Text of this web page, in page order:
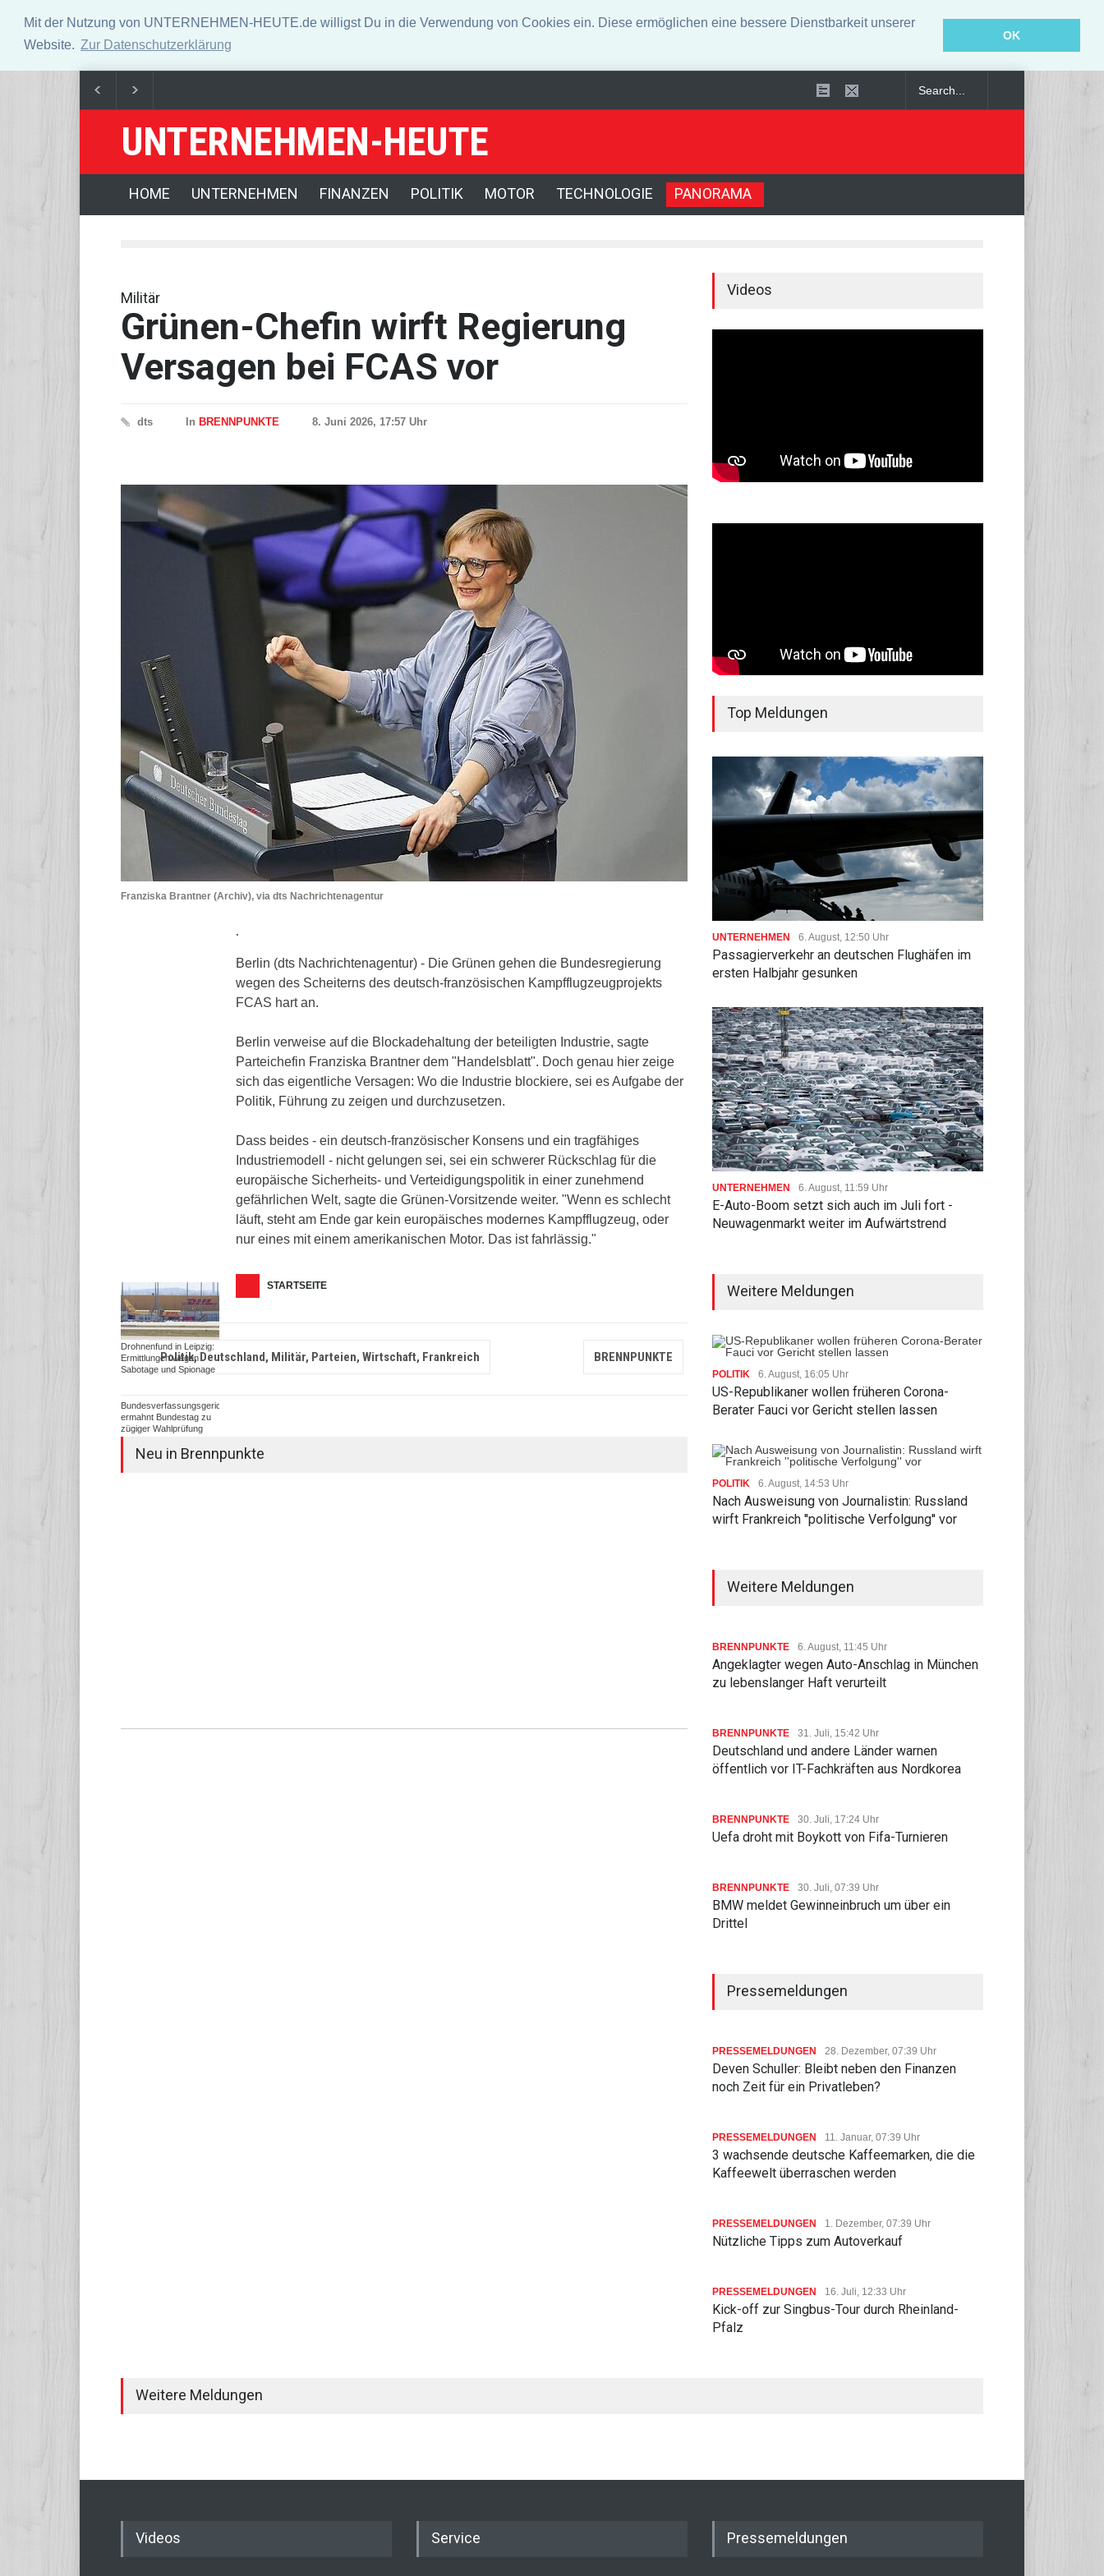
Mit der Nutzung von UNTERNEHMEN-HEUTE.de willigst Du in die Verwendung von Cookies ein. Diese ermöglichen eine bessere Dienstbarkeit unserer
Website. Zur Datenschutzerklärung
OK
Dax startet leicht im Plus - Rally legt Pause ein Angeklagter wegen Auto-Anschlag in München zu lebenslanger Haft verurteilt
UNTERNEHMEN-HEUTE
HOME UNTERNEHMEN FINANZEN POLITIK MOTOR TECHNOLOGIE PANORAMA
Militär
Grünen-Chefin wirft Regierung
Versagen bei FCAS vor
dts In BRENNPUNKTE 8. Juni 2026, 17:57 Uhr
Franziska Brantner (Archiv), via dts Nachrichtenagentur
.
Berlin (dts Nachrichtenagentur) - Die Grünen gehen die Bundesregierung
wegen des Scheiterns des deutsch-französischen Kampfflugzeugprojekts
FCAS hart an.
Berlin verweise auf die Blockadehaltung der beteiligten Industrie, sagte
Parteichefin Franziska Brantner dem "Handelsblatt". Doch genau hier zeige
sich das eigentliche Versagen: Wo die Industrie blockiere, sei es Aufgabe der
Politik, Führung zu zeigen und durchzusetzen.
Dass beides - ein deutsch-französischer Konsens und ein tragfähiges
Industriemodell - nicht gelungen sei, sei ein schwerer Rückschlag für die
europäische Sicherheits- und Verteidigungspolitik in einer zunehmend
gefährlichen Welt, sagte die Grünen-Vorsitzende weiter. "Wenn es schlecht
läuft, steht am Ende gar kein europäisches modernes Kampfflugzeug, oder
nur eines mit einem amerikanischen Motor. Das ist fahrlässig."
STARTSEITE
Drohnenfund in Leipzig:
Ermittlungen wegen
Sabotage und Spionage
Bundesverfassungsgericht
ermahnt Bundestag zu
zügiger Wahlprüfung
Politik, Deutschland, Militär, Parteien, Wirtschaft, Frankreich BRENNPUNKTE
Neu in Brennpunkte
Videos
Top Meldungen
UNTERNEHMEN 6. August, 12:50 Uhr
Passagierverkehr an deutschen Flughäfen im
ersten Halbjahr gesunken
UNTERNEHMEN 6. August, 11:59 Uhr
E-Auto-Boom setzt sich auch im Juli fort -
Neuwagenmarkt weiter im Aufwärtstrend
Weitere Meldungen
POLITIK 6. August, 16:05 Uhr
US-Republikaner wollen früheren Corona-
Berater Fauci vor Gericht stellen lassen
POLITIK 6. August, 14:53 Uhr
Nach Ausweisung von Journalistin: Russland
wirft Frankreich ''politische Verfolgung'' vor
Weitere Meldungen
BRENNPUNKTE 6. August, 11:45 Uhr
Angeklagter wegen Auto-Anschlag in München
zu lebenslanger Haft verurteilt
BRENNPUNKTE 31. Juli, 15:42 Uhr
Deutschland und andere Länder warnen
öffentlich vor IT-Fachkräften aus Nordkorea
BRENNPUNKTE 30. Juli, 17:24 Uhr
Uefa droht mit Boykott von Fifa-Turnieren
BRENNPUNKTE 30. Juli, 07:39 Uhr
BMW meldet Gewinneinbruch um über ein
Drittel
Pressemeldungen
PRESSEMELDUNGEN 28. Dezember, 07:39 Uhr
Deven Schuller: Bleibt neben den Finanzen
noch Zeit für ein Privatleben?
PRESSEMELDUNGEN 11. Januar, 07:39 Uhr
3 wachsende deutsche Kaffeemarken, die die
Kaffeewelt überraschen werden
PRESSEMELDUNGEN 1. Dezember, 07:39 Uhr
Nützliche Tipps zum Autoverkauf
PRESSEMELDUNGEN 16. Juli, 12:33 Uhr
Kick-off zur Singbus-Tour durch Rheinland-
Pfalz
Weitere Meldungen
Videos Service Pressemeldungen